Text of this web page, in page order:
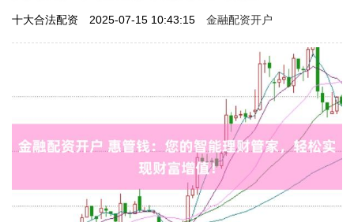
十大合法配资 2025-07-15 10:43:15 金融配资开户